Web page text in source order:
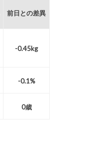
前日との差異
-0.45kg
-0.1%
0歳